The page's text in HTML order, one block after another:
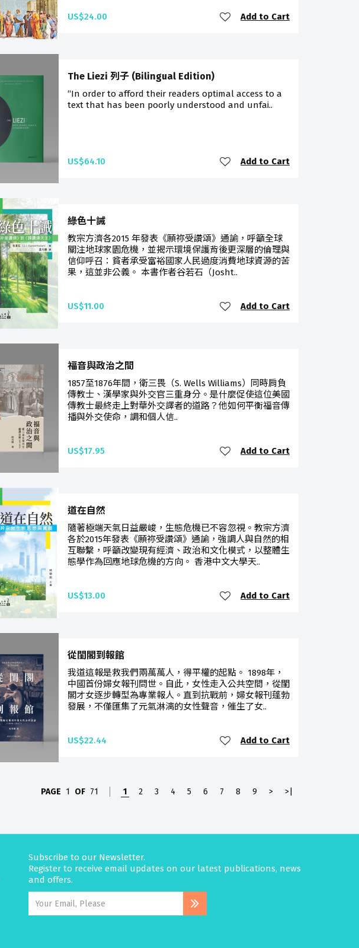
US$24.00 Add to Cart
The Liezi 列子 (Bilingual Edition)
“In order to afford their readers optimal access to a
text that has been poorly understood and unfai..
US$64.10 Add to Cart
綠色十誡
教宗方濟各2015 年發表《願祢受讚頌》通諭，呼籲全球
關注地球家園危機，並揭示環境保護背後更深層的倫理與
信仰呼召：貧者承受富裕國家人民過度消費地球資源的苦
果，這並非公義。 本書作者谷若石（Josht..
US$11.00 Add to Cart
福音與政治之間
1857至1876年間，衛三畏（S. Wells Williams）同時肩負
傳教士、漢學家與外交官三重身分。是什麼促使這位美國
傳教士最終走上對華外交譯者的道路？他如何平衡福音傳
播與外交使命，調和個人信..
US$17.95 Add to Cart
道在自然
隨著極端天氣日益嚴峻，生態危機已不容忽視。教宗方濟
各於2015年發表《願祢受讚頌》通諭，強調人與自然的相
互聯繫，呼籲改變現有經濟、政治和文化模式，以整體生
態學作為回應地球危機的方向。 香港中文大學天..
US$13.00 Add to Cart
從閨閣到報館
我道這報是救我們兩萬萬人，得平權的起點。 1898年，
中國首份婦女報刊問世。自此，女性走入公共空間，從閨
閣才女逐步轉型為專業報人。直到抗戰前，婦女報刊蓬勃
發展，不僅匯集了元氣淋漓的女性聲音，催生了女..
US$22.44 Add to Cart
PAGE 1 OF 71 1 2 3 4 5 6 7 8 9 > >|
Subscribe to our Newsletter.
Register to receive email updates on our latest publications, news
and offers.